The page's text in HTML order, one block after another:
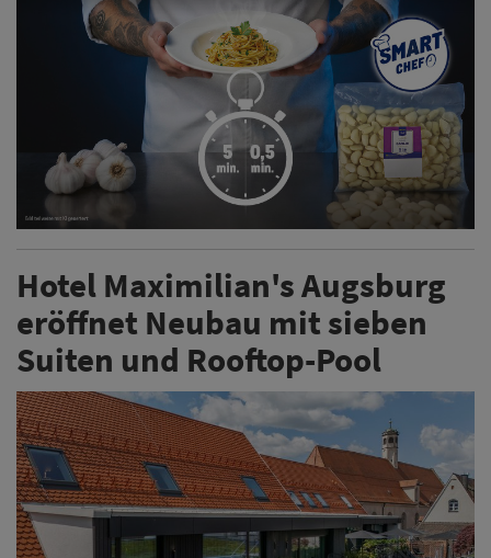
Hotel Maximilian's Augsburg
eröffnet Neubau mit sieben
Suiten und Rooftop-Pool